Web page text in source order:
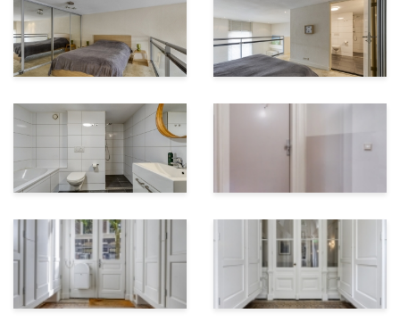
binnen handbereik: de Grote Markt, de Nieuwe
Groenmarkt, de Nieuwe Gracht, gezellige horeca,
boetieks, supermarkten en speciaalzaken.
Ook cultureel zit je hier uitstekend. De Schuur, de
Philharmonie, Patronaat, Teylers Museum en het Frans
Hals Museum bevinden zich allemaal op korte afstand.
Voor forenzen is de ligging eveneens sterk: Haarlem
Station ligt op ca. 0,68 km afstand en de belangrijkste
uitvalswegen, waaronder de N200/A200 en de A9, zijn
goed bereikbaar.
BIJZONDERHEDEN
• Monumentaal gebouw uit 1872, beschermd